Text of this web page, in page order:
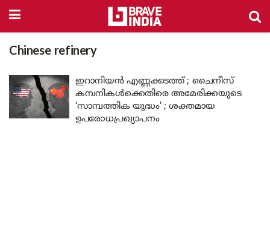
Chinese refinery
ഇറാനിയൻ എണ്ണക്കടത്ത് ; ചൈനീസ്
കമ്പനികൾക്കെതിരെ അമേരിക്കയുടെ
‘സാമ്പത്തിക യുദ്ധം’ ; ശക്തമായ
ഉപരോധപ്രഖ്യാപനം